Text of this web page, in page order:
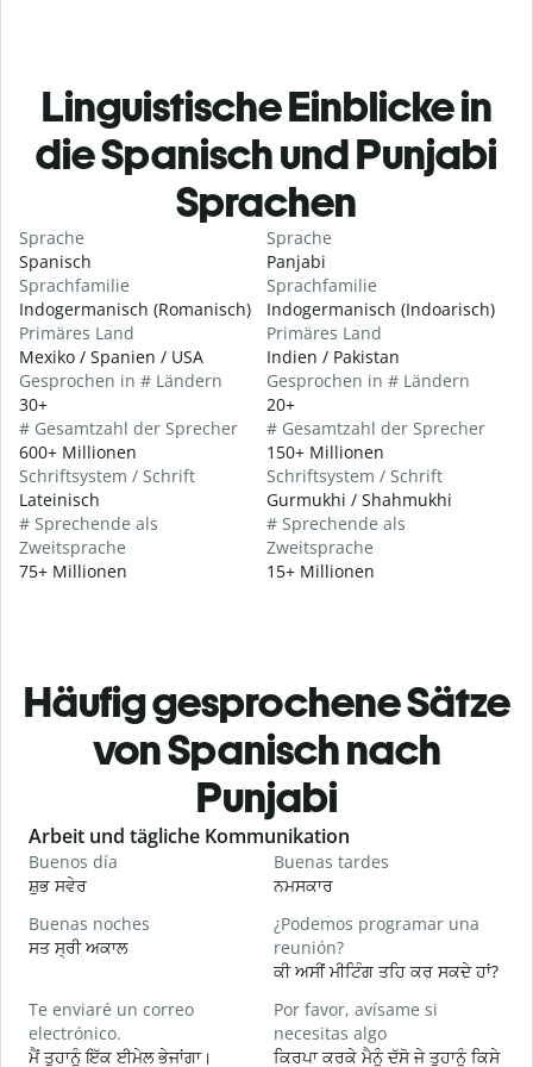
Linguistische Einblicke in
die Spanisch und Punjabi
Sprachen
Sprache
Spanisch
Sprachfamilie
Indogermanisch (Romanisch)
Primäres Land
Mexiko / Spanien / USA
Gesprochen in # Ländern
30+
# Gesamtzahl der Sprecher
600+ Millionen
Schriftsystem / Schrift
Lateinisch
# Sprechende als
Zweitsprache
75+ Millionen
Sprache
Panjabi
Sprachfamilie
Indogermanisch (Indoarisch)
Primäres Land
Indien / Pakistan
Gesprochen in # Ländern
20+
# Gesamtzahl der Sprecher
150+ Millionen
Schriftsystem / Schrift
Gurmukhi / Shahmukhi
# Sprechende als
Zweitsprache
15+ Millionen
Häufig gesprochene Sätze
von Spanisch nach
Punjabi
Slide 1 of 6
Arbeit und tägliche Kommunikation
Buenos día
ਸ਼ੁਭ ਸਵੇਰ
Buenas tardes
ਨਮਸਕਾਰ
Buenas noches
ਸਤ ਸ੍ਰੀ ਅਕਾਲ
¿Podemos programar una
reunión?
ਕੀ ਅਸੀਂ ਮੀਟਿੰਗ ਤਹਿ ਕਰ ਸਕਦੇ ਹਾਂ?
Te enviaré un correo
electrónico.
ਮੈਂ ਤੁਹਾਨੂੰ ਇੱਕ ਈਮੇਲ ਭੇਜਾਂਗਾ।
Por favor, avísame si
necesitas algo
ਕਿਰਪਾ ਕਰਕੇ ਮੈਨੂੰ ਦੱਸੋ ਜੇ ਤੁਹਾਨੂੰ ਕਿਸੇ